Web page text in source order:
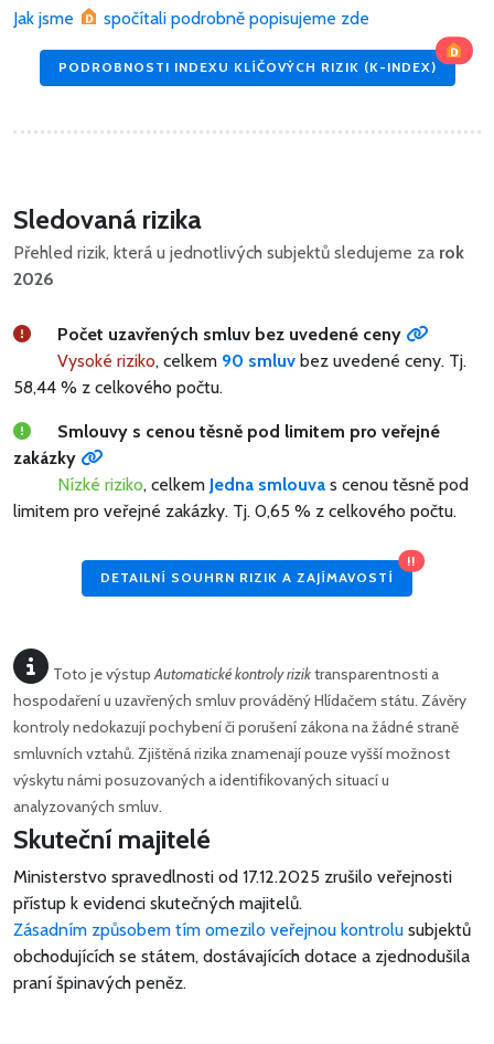
Jak jsme spočítali podrobně popisujeme zde
PODROBNOSTI INDEXU KLÍČOVÝCH RIZIK (K-INDEX)
Sledovaná rizika
Přehled rizik, která u jednotlivých subjektů sledujeme za rok
2026
Počet uzavřených smluv bez uvedené ceny
Vysoké riziko, celkem 90 smluv bez uvedené ceny. Tj.
58,44 % z celkového počtu.
Smlouvy s cenou těsně pod limitem pro veřejné
zakázky
Nízké riziko, celkem Jedna smlouva s cenou těsně pod
limitem pro veřejné zakázky. Tj. 0,65 % z celkového počtu.
DETAILNÍ SOUHRN RIZIK A ZAJÍMAVOSTÍ
!!
Toto je výstupAutomatické kontroly riziktransparentnosti a
hospodaření u uzavřených smluv prováděný Hlídačem státu. Závěry
kontroly nedokazují pochybení či porušení zákona na žádné straně
smluvních vztahů. Zjištěná rizika znamenají pouze vyšší možnost
výskytu námi posuzovaných a identifikovaných situací u
analyzovaných smluv.
Skuteční majitelé
Ministerstvo spravedlnosti od 17.12.2025 zrušilo veřejnosti
přístup k evidenci skutečných majitelů.
Zásadním způsobem tím omezilo veřejnou kontrolu subjektů
obchodujících se státem, dostávajících dotace a zjednodušila
praní špinavých peněz.